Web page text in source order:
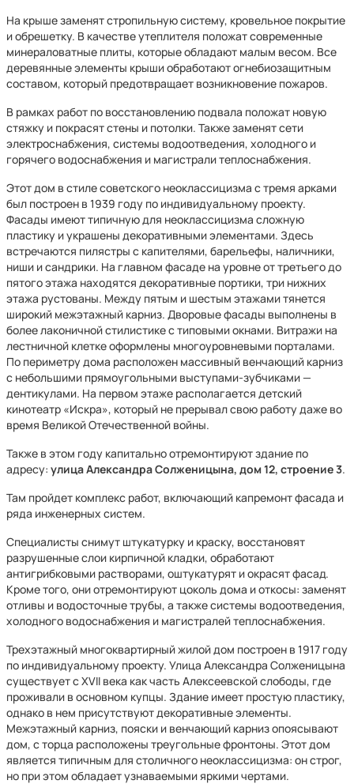
На крыше заменят стропильную систему, кровельное покрытие
и обрешетку. В качестве утеплителя положат современные
минераловатные плиты, которые обладают малым весом. Все
деревянные элементы крыши обработают огнебиозащитным
составом, который предотвращает возникновение пожаров.
В рамках работ по восстановлению подвала положат новую
стяжку и покрасят стены и потолки. Также заменят сети
электроснабжения, системы водоотведения, холодного и
горячего водоснабжения и магистрали теплоснабжения.
Этот дом в стиле советского неоклассицизма с тремя арками
был построен в 1939 году по индивидуальному проекту.
Фасады имеют типичную для неоклассицизма сложную
пластику и украшены декоративными элементами. Здесь
встречаются пилястры с капителями, барельефы, наличники,
ниши и сандрики. На главном фасаде на уровне от третьего до
пятого этажа находятся декоративные портики, три нижних
этажа рустованы. Между пятым и шестым этажами тянется
широкий межэтажный карниз. Дворовые фасады выполнены в
более лаконичной стилистике с типовыми окнами. Витражи на
лестничной клетке оформлены многоуровневыми порталами.
По периметру дома расположен массивный венчающий карниз
с небольшими прямоугольными выступами-зубчиками —
дентикулами. На первом этаже располагается детский
кинотеатр «Искра», который не прерывал свою работу даже во
время Великой Отечественной войны.
Также в этом году капитально отремонтируют здание по
адресу: улица Александра Солженицына, дом 12, строение 3.
Там пройдет комплекс работ, включающий капремонт фасада и
ряда инженерных систем.
Специалисты снимут штукатурку и краску, восстановят
разрушенные слои кирпичной кладки, обработают
антигрибковыми растворами, оштукатурят и окрасят фасад.
Кроме того, они отремонтируют цоколь дома и откосы: заменят
отливы и водосточные трубы, а также системы водоотведения,
холодного водоснабжения и магистралей теплоснабжения.
Трехэтажный многоквартирный жилой дом построен в 1917 году
по индивидуальному проекту. Улица Александра Солженицына
существует с XVII века как часть Алексеевской слободы, где
проживали в основном купцы. Здание имеет простую пластику,
однако в нем присутствуют декоративные элементы.
Межэтажный карниз, пояски и венчающий карниз опоясывают
дом, с торца расположены треугольные фронтоны. Этот дом
является типичным для столичного неоклассицизма: он строг,
но при этом обладает узнаваемыми яркими чертами.